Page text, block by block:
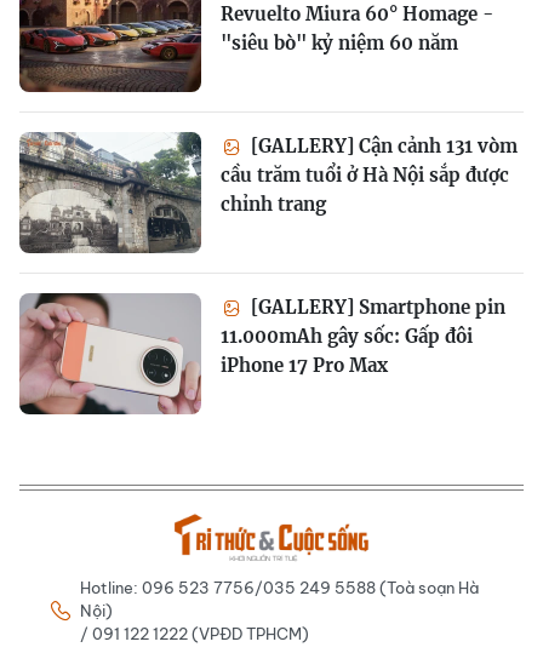
Revuelto Miura 60° Homage -
"siêu bò" kỷ niệm 60 năm
[GALLERY] Cận cảnh 131 vòm
cầu trăm tuổi ở Hà Nội sắp được
chỉnh trang
[GALLERY] Smartphone pin
11.000mAh gây sốc: Gấp đôi
iPhone 17 Pro Max
Hotline: 096 523 7756/035 249 5588 (Toà soạn Hà
Nội)
/ 091 122 1222 (VPĐD TPHCM)